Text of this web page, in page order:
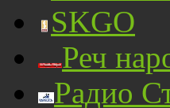
SKGO
Реч
Радио